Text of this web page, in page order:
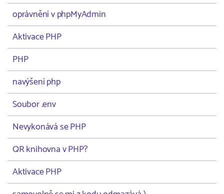
oprávnění v phpMyAdmin
Aktivace PHP
PHP
navýšení php
Soubor .env
Nevykonává se PHP
QR knihovna v PHP?
Aktivace PHP